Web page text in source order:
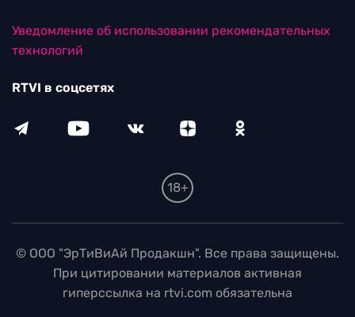
Уведомление об использовании рекомендательных
технологий
RTVI в соцсетях
18+
© ООО "ЭрТиВиАй Продакшн". Все права защищены.
При цитировании материалов активная
гиперссылка на rtvi.com обязательна